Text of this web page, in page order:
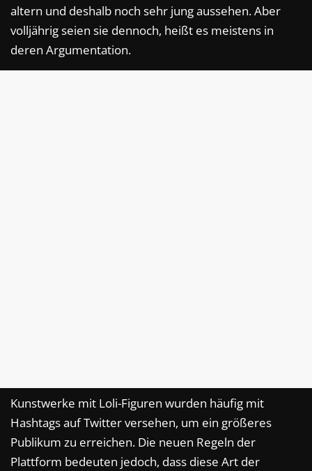
altern und deshalb noch sehr jung aussehen. Aber
volljährig seien sie dennoch, heißt es meistens in
deren Argumentation.
Kunstwerke mit Loli-Figuren wurden häufig mit
Hashtags auf Twitter versehen, um ein größeres
Publikum zu erreichen. Die neuen Regeln der
Plattform bedeuten jedoch, dass diese Art der